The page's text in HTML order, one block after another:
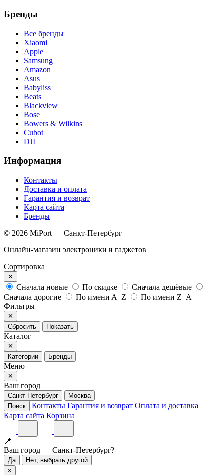
Бренды
Все бренды
Xiaomi
Apple
Samsung
Amazon
Asus
Babyliss
Beats
Blackview
Bose
Bowers & Wilkins
Cubot
DJI
Информация
Контакты
Доставка и оплата
Гарантия и возврат
Карта сайта
Бренды
© 2026 MiPort — Санкт-Петербург
Онлайн-магазин электроники и гаджетов
Сортировка
✕
Сначала новые По скидке
Сначала дешёвые
Сначала дорогие
По имени A–Z
По имени Z–A
Фильтры
✕
Сбросить
Показать
Каталог
✕
Категории
Бренды
Меню
✕
Ваш город
Санкт-Петербург
Москва
Поиск
Контакты Гарантия и возврат Оплата и доставка
Карта сайта Корзина
📍
Ваш город — Санкт-Петербург?
Да
Нет, выбрать другой
×